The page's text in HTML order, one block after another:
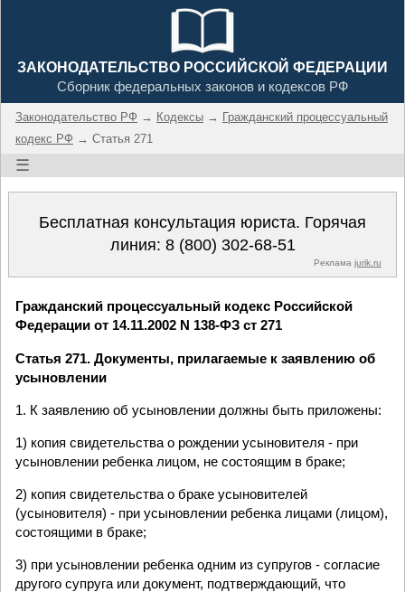
ЗАКОНОДАТЕЛЬСТВО РОССИЙСКОЙ ФЕДЕРАЦИИ
Сборник федеральных законов и кодексов РФ
Законодательство РФ → Кодексы → Гражданский процессуальный
кодекс РФ → Статья 271
☰
Бесплатная консультация юриста. Горячая
линия: 8 (800) 302-68-51
Реклама jurik.ru
Гражданский процессуальный кодекс Российской
Федерации от 14.11.2002 N 138-ФЗ ст 271
Статья 271. Документы, прилагаемые к заявлению об
усыновлении
1. К заявлению об усыновлении должны быть приложены:
1) копия свидетельства о рождении усыновителя - при
усыновлении ребенка лицом, не состоящим в браке;
2) копия свидетельства о браке усыновителей
(усыновителя) - при усыновлении ребенка лицами (лицом),
состоящими в браке;
3) при усыновлении ребенка одним из супругов - согласие
другого супруга или документ, подтверждающий, что